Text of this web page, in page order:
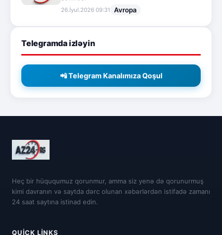
26.İyul.2026 09:31 Avropa
Telegramda izləyin
📲 Telegram Kanalımıza Qoşul
Heç bir hüququmuz qorunmur, amma siz yenə də qorunurmuş
kimi davranın və saytda dərc olunan xəbərlərdən istifadə zamanı
24 saat saytına istinad edin.
QUICK LINKS